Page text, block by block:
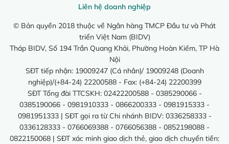
Liên hệ doanh nghiệp
© Bản quyền 2018 thuộc về Ngân hàng TMCP Đầu tư và Phát
triển Việt Nam (BIDV)
Tháp BIDV, Số 194 Trần Quang Khải, Phường Hoàn Kiếm, TP Hà
Nội
SĐT tiếp nhận: 19009247 (Cá nhân)/ 19009248 (Doanh
nghiệp)/(+84-24) 22200588 - Fax: (+84-24) 22200399
SĐT Tổng đài TTCSKH: 02422200588 - 0385290066 -
0385190066 - 0981910333 - 0866200333 - 0981915333 -
0981951333 | SĐT gọi ra từ Chi nhánh BIDV: 0336258333 -
0336128333 - 0766069388 - 0766056388 - 0852198088 -
0822150068 | SĐT xác minh giao dịch thẻ, giao dịch chuyển tiền: